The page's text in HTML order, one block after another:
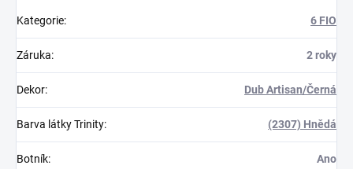
Kategorie: 6 FIO
Záruka: 2 roky
Dekor: Dub Artisan/Černá
Barva látky Trinity: (2307) Hnědá
Botník: Ano